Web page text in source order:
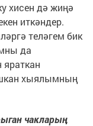
хисен дә жиңә
иткәндер.
теләгем бик
да
хыялымның
чакларың